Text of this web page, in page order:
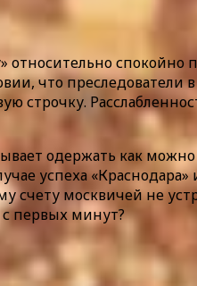
спокойно
что преследователи
строчку.
одержать как
успеха
счету москвичей не
первых минут?